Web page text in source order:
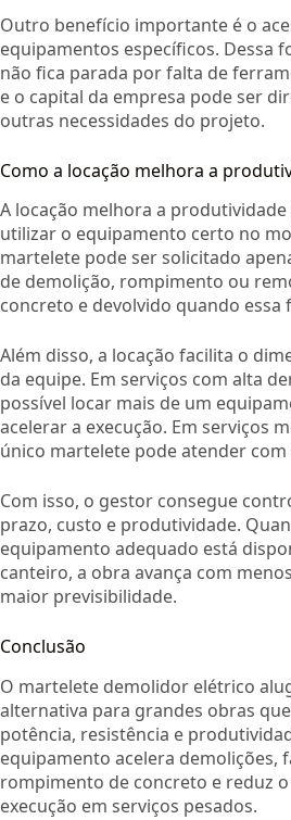
Outro benefício importante é o
equipamentos específicos. Dessa
não fica parada por falta de
e o capital da empresa pode ser
outras necessidades do projeto.
Como a locação melhora a
A locação melhora a
utilizar o equipamento certo no
martelete pode ser solicitado
de demolição, rompimento ou
concreto e devolvido quando essa
Além disso, a locação facilita o
da equipe. Em serviços com alta
possível locar mais de um
acelerar a execução. Em serviços
único martelete pode atender com
Com isso, o gestor consegue
prazo, custo e produtividade.
equipamento adequado está
canteiro, a obra avança com
maior previsibilidade.
Conclusão
O martelete demolidor elétrico
alternativa para grandes obras
potência, resistência e
equipamento acelera demolições,
rompimento de concreto e reduz
execução em serviços pesados.